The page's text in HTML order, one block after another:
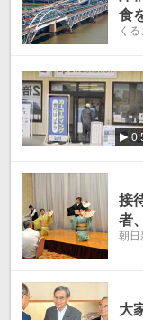
食
く
接
者
朝日
大